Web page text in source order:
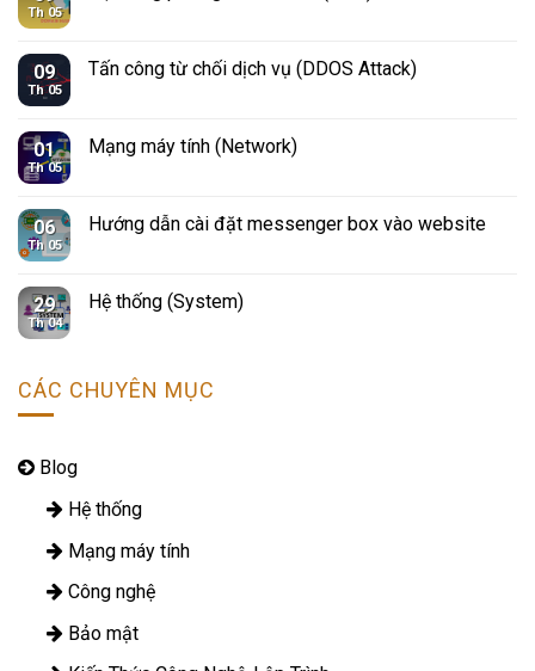
Th 05
09
Th 05
Tấn công từ chối dịch vụ (DDOS Attack)
01
Th 05
Mạng máy tính (Network)
06
Th 05
Hướng dẫn cài đặt messenger box vào website
29
Th 04
Hệ thống (System)
CÁC CHUYÊN MỤC
Blog
Hệ thống
Mạng máy tính
Công nghệ
Bảo mật